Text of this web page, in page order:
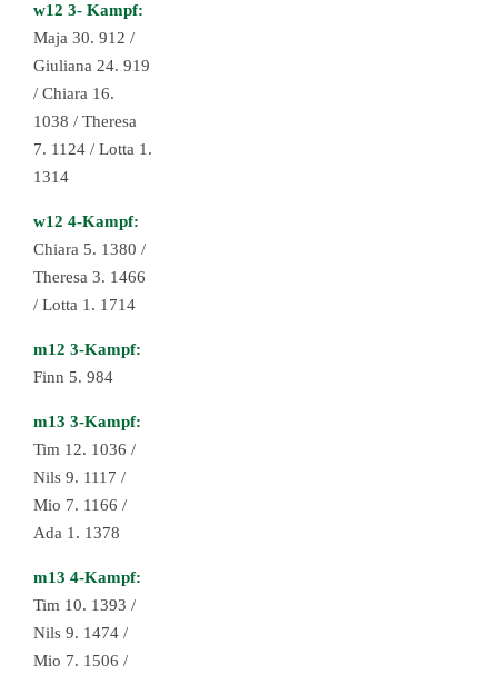
w12 3- Kampf:
Maja 30. 912 /
Giuliana 24. 919
/ Chiara 16.
1038 / Theresa
7. 1124 / Lotta 1.
1314
w12 4-Kampf:
Chiara 5. 1380 /
Theresa 3. 1466
/ Lotta 1. 1714
m12 3-Kampf:
Finn 5. 984
m13 3-Kampf:
Tim 12. 1036 /
Nils 9. 1117 /
Mio 7. 1166 /
Ada 1. 1378
m13 4-Kampf:
Tim 10. 1393 /
Nils 9. 1474 /
Mio 7. 1506 /